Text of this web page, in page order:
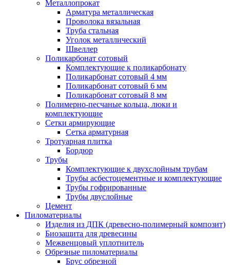
Металлопрокат
Арматура металлическая
Проволока вязальная
Труба стальная
Уголок металлический
Швеллер
Поликарбонат сотовый
Комплектующие к поликарбонату
Поликарбонат сотовый 4 мм
Поликарбонат сотовый 6 мм
Поликарбонат сотовый 8 мм
Полимерно-песчаные кольца, люки и
комплектующие
Сетки армирующие
Сетка арматурная
Тротуарная плитка
Бордюр
Трубы
Комплектующие к двухслойным трубам
Трубы асбестоцементные и комплектующие
Трубы гофрированные
Трубы двуслойные
Цемент
Пиломатериалы
Изделия из ДПК (древесно-полимерный композит)
Биозащита для древесины
Межвенцовый уплотнитель
Обрезные пиломатериалы
Брус обрезной